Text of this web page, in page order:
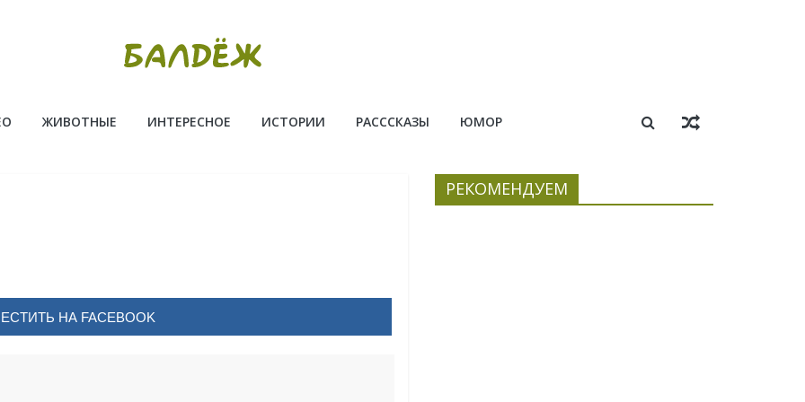
ЖИВОТНЫЕ ИНТЕРЕСНОЕ ИСТОРИИ РАСССКАЗЫ ЮМОР
НА FACEBOOK
РЕКОМЕНДУЕМ